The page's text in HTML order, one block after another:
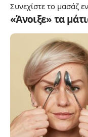
Συνεχίστε το μασάζ
«Άνοιξε» τα